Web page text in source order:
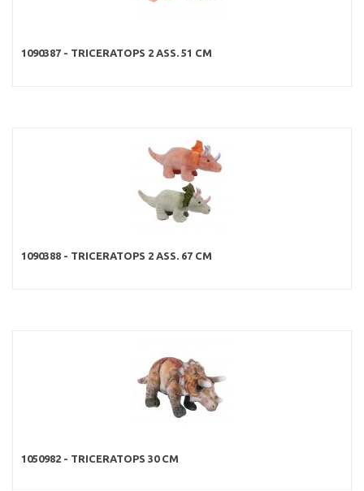
1090387 - TRICERATOPS 2 ASS. 51 CM
1090388 - TRICERATOPS 2 ASS. 67 CM
1050982 - TRICERATOPS 30 CM